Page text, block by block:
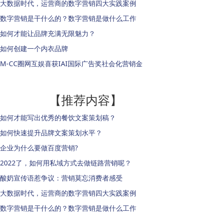
大数据时代，运营商的数字营销四大实践案例
数字营销是干什么的？数字营销是做什么工作
如何才能让品牌充满无限魅力？
如何创建一个内衣品牌
M-CC圈网互娱喜获IAI国际广告奖社会化营销金
【推荐内容】
如何才能写出优秀的餐饮文案策划稿？
如何快速提升品牌文案策划水平？
企业为什么要做百度营销?
2022了，如何用私域方式去做链路营销呢？
酸奶宣传语惹争议：营销莫忘消费者感受
大数据时代，运营商的数字营销四大实践案例
数字营销是干什么的？数字营销是做什么工作